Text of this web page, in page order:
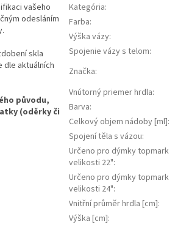
vašeho
odesláním
skla
dle aktuálních
původu,
(oděrky či
Kategória:
Farba:
Výška vázy:
Spojenie vázy s telom:
Značka:
Vnútorný priemer hrdla:
Barva:
Celkový objem nádoby [ml]:
Spojení těla s vázou:
Určeno pro dýmky topmark
velikosti 22":
Určeno pro dýmky topmark
velikosti 24":
Vnitřní průměr hrdla [cm]:
Výška [cm]: